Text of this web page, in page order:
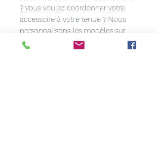
? Vous voulez coordonner votre
accessoire à votre tenue ? Nous
personnalisons les modèles sur
demande